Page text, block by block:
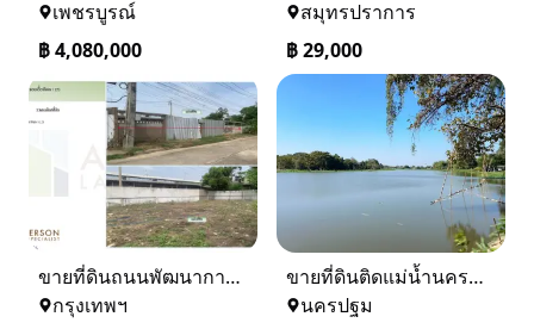
เพชรบูรณ์
฿4,080,000
สมุทรปราการ
฿29,000
ขายที่ดินถนนพัฒนาการ 56 (ซอยเอื้อพัฒนา 15)
กรุงเทพฯ
ขายที่ดินติดแม่น้ำนครชัยศรี จ.นครปฐม ทำเลดี ที่ดินถมแล้ว
นครปฐม